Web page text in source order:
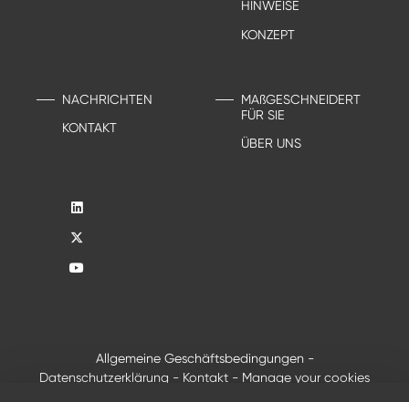
HINWEISE
KONZEPT
NACHRICHTEN
KONTAKT
MAßGESCHNEIDERT
FÜR SIE
ÜBER UNS
Allgemeine Geschäftsbedingungen -
Datenschutzerklärung - Kontakt - Manage your cookies